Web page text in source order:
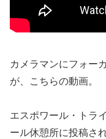
カメラマンにフォー
が、こちらの動画。
エスポワール・トラ
ール休憩所に投稿さ